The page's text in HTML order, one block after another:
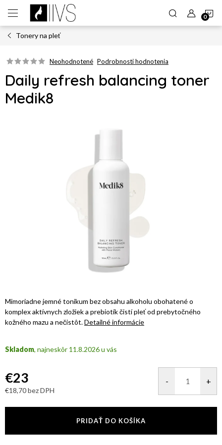
obsah
Tonery na pleť
Neohodnotené Podrobnosti hodnotenia
Daily refresh balancing toner
Medik8
Mimoriadne jemné tonikum bez obsahu alkoholu obohatené o
komplex aktívnych zložiek a prebiotík čistí pleť od prebytočného
kožného mazu a nečistôt.Detailné informácie
Skladom 11.8.2026
€23
€18,70 bez DPH
PRIDAŤ DO KOŠÍKA